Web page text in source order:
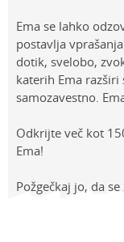
Ema se lahko
postavlja
dotik, svelobo,
katerih Ema
samozavestno.
Odkrijte več kot
Ema!
Požgečkaj jo, da